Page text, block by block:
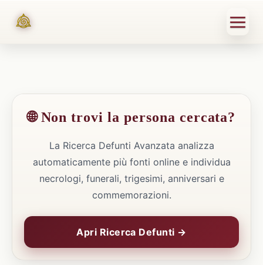
🌐 Non trovi la persona cercata?
La Ricerca Defunti Avanzata analizza
automaticamente più fonti online e individua
necrologi, funerali, trigesimi, anniversari e
commemorazioni.
Apri Ricerca Defunti →